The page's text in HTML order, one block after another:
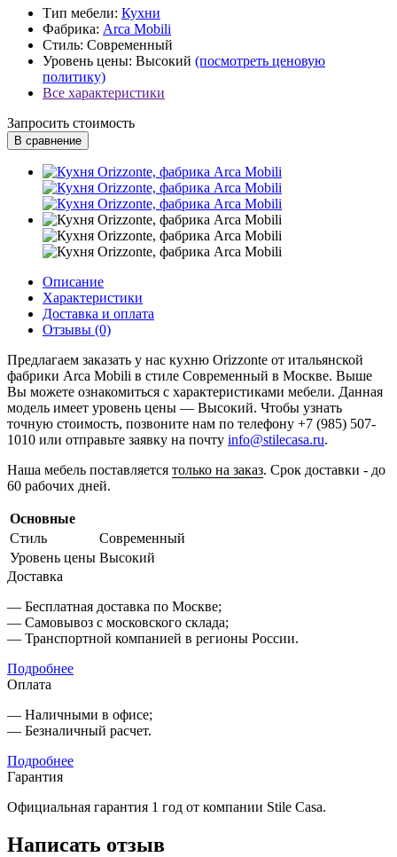
Тип мебели: Кухни
Фабрика: Arca Mobili
Стиль: Современный
Уровень цены: Высокий (посмотреть ценовую
политику)
Все характеристики
Запросить стоимость
В сравнение
Описание
Характеристики
Доставка и оплата
Отзывы (0)
Предлагаем заказать у нас кухню Orizzonte от итальянской
фабрики Arca Mobili в стиле Современный в Москве. Выше
Вы можете ознакомиться с характеристиками мебели. Данная
модель имеет уровень цены — Высокий. Чтобы узнать
точную стоимость, позвоните нам по телефону +7 (985) 507-
1010 или отправьте заявку на почту info@stilecasa.ru.
Наша мебель поставляется только на заказ. Срок доставки - до
60 рабочих дней.
Основные
Стиль
Современный
Уровень цены Высокий
Доставка
— Бесплатная доставка по Москве;
— Самовывоз с московского склада;
— Транспортной компанией в регионы России.
Подробнее
Оплата
— Наличными в офисе;
— Безналичный расчет.
Подробнее
Гарантия
Официальная гарантия 1 год от компании Stile Casa.
Написать отзыв